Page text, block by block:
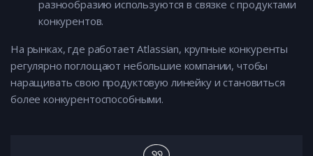
разнообразию используются в связке с продуктами
конкурентов.
На рынках, где работает Atlassian, крупные конкуренты
регулярно поглощают небольшие компании, чтобы
наращивать свою продуктовую линейку и становиться
более конкурентоспособными.